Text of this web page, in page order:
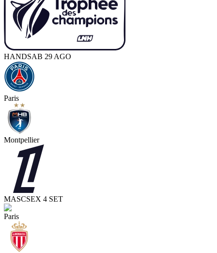
HANDSAB 29 AGO
Paris
Montpellier
MASCSEX 4 SET
Paris